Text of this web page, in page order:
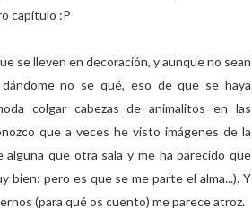
capítulo :P
se lleven en decoración, y aunque no sean
no se qué, eso de que se haya
colgar cabezas de animalitos en las
que a veces he visto imágenes de la
alguna que otra sala y me ha parecido que
bien: pero es que se me parte el alma...). Y
(para qué os cuento) me parece atroz.